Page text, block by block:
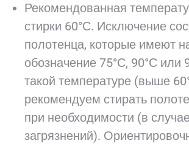
Рекомендованная
стирки 60°С. Исключение
полотенца, которые имеют
обозначение 75°С, 90°С или
такой температуре (выше
рекомендуем стирать
при необходимости (в
загрязнений).